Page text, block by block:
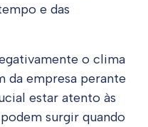
e das
o clima
da empresa perante
estar atento às
surgir quando